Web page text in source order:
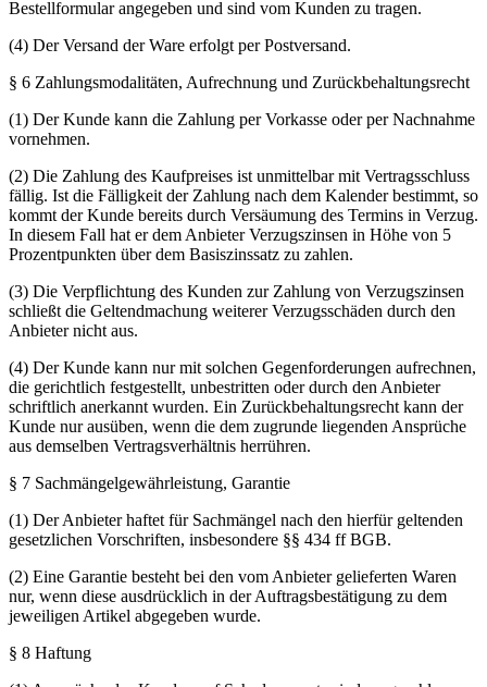
Bestellformular angegeben und sind vom Kunden zu tragen.
(4) Der Versand der Ware erfolgt per Postversand.
§ 6 Zahlungsmodalitäten, Aufrechnung und Zurückbehaltungsrecht
(1) Der Kunde kann die Zahlung per Vorkasse oder per Nachnahme
vornehmen.
(2) Die Zahlung des Kaufpreises ist unmittelbar mit Vertragsschluss
fällig. Ist die Fälligkeit der Zahlung nach dem Kalender bestimmt, so
kommt der Kunde bereits durch Versäumung des Termins in Verzug.
In diesem Fall hat er dem Anbieter Verzugszinsen in Höhe von 5
Prozentpunkten über dem Basiszinssatz zu zahlen.
(3) Die Verpflichtung des Kunden zur Zahlung von Verzugszinsen
schließt die Geltendmachung weiterer Verzugsschäden durch den
Anbieter nicht aus.
(4) Der Kunde kann nur mit solchen Gegenforderungen aufrechnen,
die gerichtlich festgestellt, unbestritten oder durch den Anbieter
schriftlich anerkannt wurden. Ein Zurückbehaltungsrecht kann der
Kunde nur ausüben, wenn die dem zugrunde liegenden Ansprüche
aus demselben Vertragsverhältnis herrühren.
§ 7 Sachmängelgewährleistung, Garantie
(1) Der Anbieter haftet für Sachmängel nach den hierfür geltenden
gesetzlichen Vorschriften, insbesondere §§ 434 ff BGB.
(2) Eine Garantie besteht bei den vom Anbieter gelieferten Waren
nur, wenn diese ausdrücklich in der Auftragsbestätigung zu dem
jeweiligen Artikel abgegeben wurde.
§ 8 Haftung